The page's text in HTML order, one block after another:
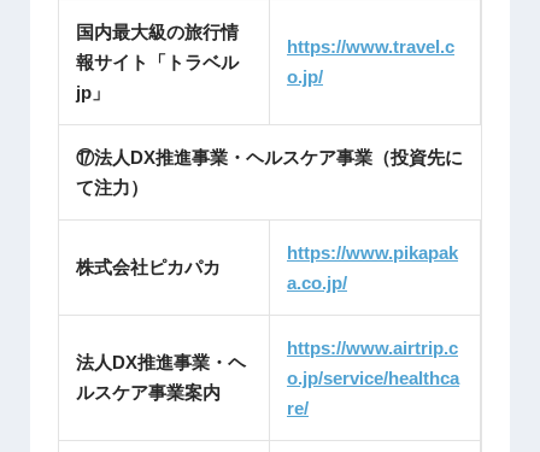
国内最大級の旅行情
報サイト「トラベル
jp」
https://www.travel.c
o.jp/
⑰法人DX推進事業・ヘルスケア事業（投資先に
て注力）
株式会社ピカパカ
https://www.pikapak
a.co.jp/
法人DX推進事業・ヘ
ルスケア事業案内
https://www.airtrip.c
o.jp/service/healthca
re/